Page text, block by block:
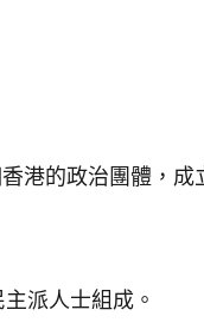
港的政治團體，成
派人士組成。